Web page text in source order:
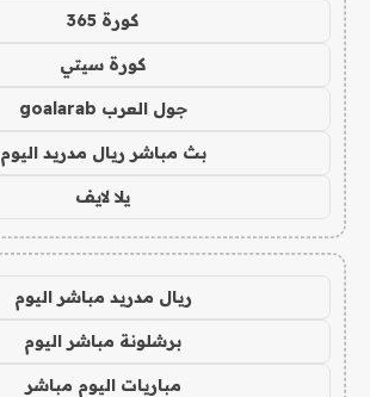
كورة 365
كورة سيتي
جول العرب goalarab
بث مباشر ريال مدريد اليوم
يلا لايف
ريال مدريد مباشر اليوم
برشلونة مباشر اليوم
مباريات اليوم مباشر